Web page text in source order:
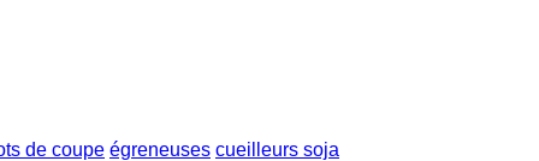
de coupe égreneuses cueilleurs soja